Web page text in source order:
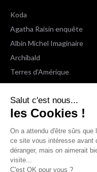
Salut c'est nous...
les Cookies !
On a attendu d'être sûrs que
ce site vous intéresse avant
déranger, mais on aimerait
visite...
C'est OK pour vous ?
Koda
Agatha Raisin enquête
Albin Michel Imaginaire
Archibald
Terres d'Amérique
Espaces Libres Poche
NOX
Wiz
Voir toutes les collections
Nous suivre